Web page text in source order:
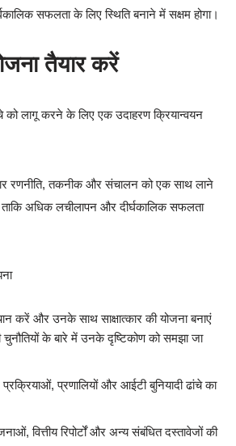
सफलता के लिए स्थिति बनाने में सक्षम होगा।
तैयार करें
को लागू करने के लिए एक उदाहरण क्रियान्वयन
रणनीति, तकनीक और संचालन को एक साथ लाने
अधिक लचीलापन और दीर्घकालिक सफलता
करें और उनके साथ साक्षात्कार की योजना बनाएं
चुनौतियों के बारे में उनके दृष्टिकोण को समझा जा
प्रक्रियाओं, प्रणालियों और आईटी बुनियादी ढांचे का
वित्तीय रिपोर्टों और अन्य संबंधित दस्तावेजों की